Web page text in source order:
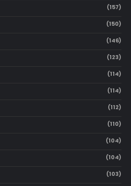
(157)
(150)
(146)
(123)
(114)
(114)
(112)
(110)
(104)
(104)
(103)